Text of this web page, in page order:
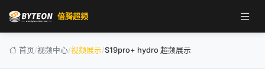
倍腾超频
首页/视频中心/视频展示/S19pro+ hydro 超频展示